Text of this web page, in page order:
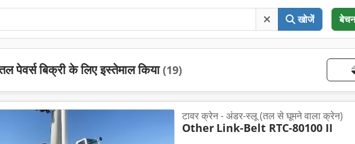
खोजें
पेवर्स बिक्री के लिए इस्तेमाल किया(19)
टावर क्रेन - अंडर-स्लू (तल से घूमने वाला क्रेन)
Other Link-Belt RTC-80100 II